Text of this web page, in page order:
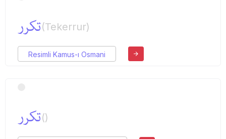
تكرر(Tekerrur)
Resimli Kamus-ı Osmani
تكرر()